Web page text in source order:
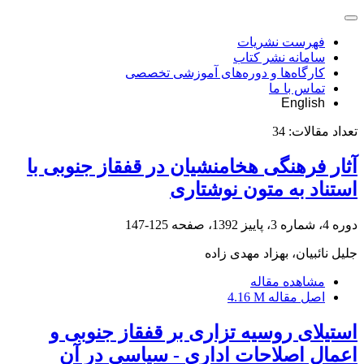
فهرست نشریات
سامانه نشر کتاب
کارگاه‌ها و دوره‌های آموزشی تخصصی
تماس با ما
English
تعداد مقالات: 34
آثار فرهنگی هخامنشیان در قفقاز جنوبی با
استناد به متون نوشتاری
دوره 4، شماره 3، پاییز 1392، صفحه 125-147
جلیل نائبیان، بهزاد مهدی زاده
مشاهده مقاله
اصل مقاله 4.16 M
استیلای روسیه تزاری بر قفقاز جنوبی و
اعمال اصلاحات اداری - سیاسی در آن